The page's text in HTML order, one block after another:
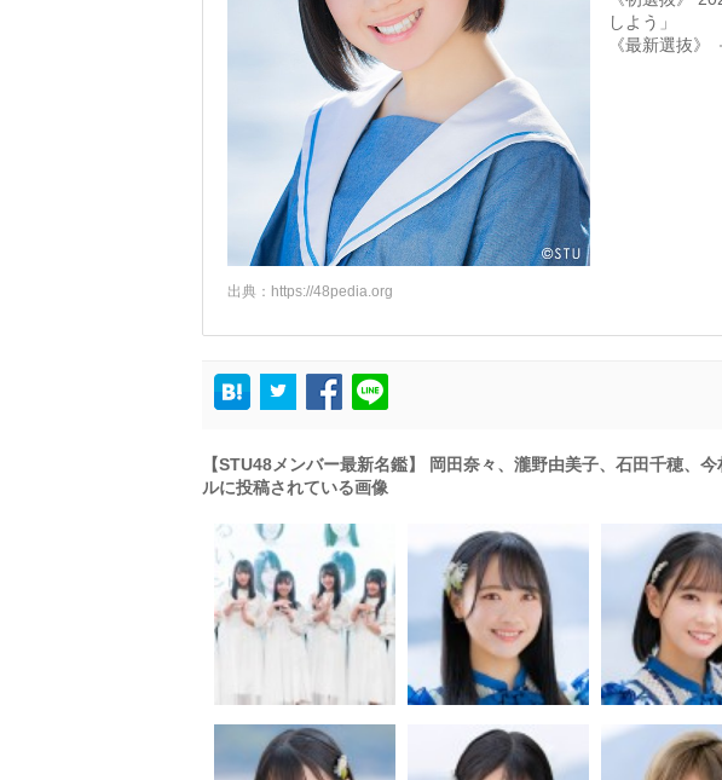
しよう」
《最新選抜》
出典： https://48pedia.org
【STU48メンバー最新名鑑】 岡田奈々、瀧野由美子、石田千穂、
ルに投稿されている画像